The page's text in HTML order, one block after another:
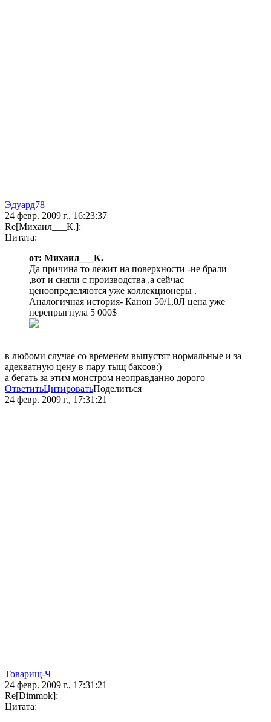
Эдуард78
24 февр. 2009 г., 16:23:37
Re[Михаил___К.]:
Цитата:
от: Михаил___К.
Да причина то лежит на поверхности -не брали
,вот и сняли с производства ,а сейчас
ценоопределяются уже коллекционеры .
Аналогичная история- Канон 50/1,0Л цена уже
перепрыгнула 5 000$
в любоми случае со временем выпустят нормальные и за
адекватную цену в пару тыщ баксов:)
а бегать за этим монстром неоправданно дорого
ОтветитьЦитироватьПоделиться
24 февр. 2009 г., 17:31:21
Товарищ-Ч
24 февр. 2009 г., 17:31:21
Re[Dimmok]:
Цитата: